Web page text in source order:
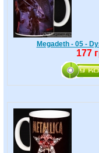
Megadeth - 05 -
177